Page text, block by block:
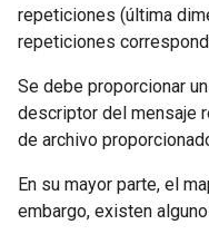
repeticiones (última
repeticiones
Se debe proporcionar
descriptor del mensaje
de archivo
En su mayor parte, el
embargo, existen